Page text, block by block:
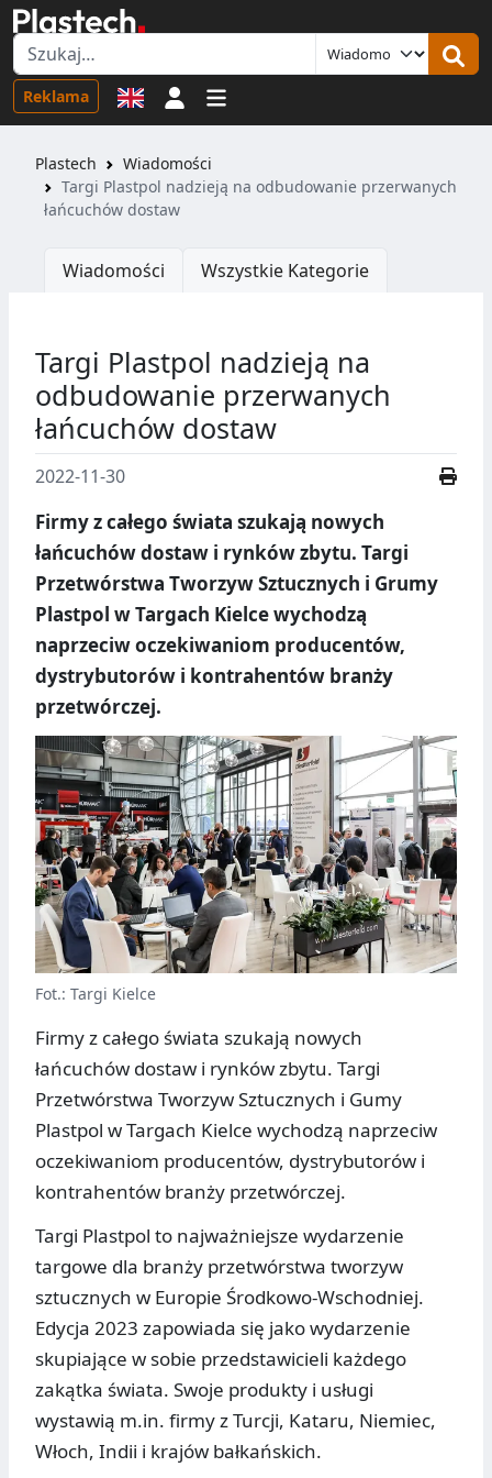
Reklama Logowanie
Plastech
Wiadomości
Targi Plastpol nadzieją na odbudowanie przerwanych
łańcuchów dostaw
Wiadomości Wszystkie Kategorie
Targi Plastpol nadzieją na
odbudowanie przerwanych
łańcuchów dostaw
2022-11-30
Firmy z całego świata szukają nowych
łańcuchów dostaw i rynków zbytu. Targi
Przetwórstwa Tworzyw Sztucznych i Grumy
Plastpol w Targach Kielce wychodzą
naprzeciw oczekiwaniom producentów,
dystrybutorów i kontrahentów branży
przetwórczej.
Fot.: Targi Kielce
Firmy z całego świata szukają nowych
łańcuchów dostaw i rynków zbytu. Targi
Przetwórstwa Tworzyw Sztucznych i Gumy
Plastpol w Targach Kielce wychodzą naprzeciw
oczekiwaniom producentów, dystrybutorów i
kontrahentów branży przetwórczej.
Targi Plastpol to najważniejsze wydarzenie
targowe dla branży przetwórstwa tworzyw
sztucznych w Europie Środkowo-Wschodniej.
Edycja 2023 zapowiada się jako wydarzenie
skupiające w sobie przedstawicieli każdego
zakątka świata. Swoje produkty i usługi
wystawią m.in. firmy z Turcji, Kataru, Niemiec,
Włoch, Indii i krajów bałkańskich.